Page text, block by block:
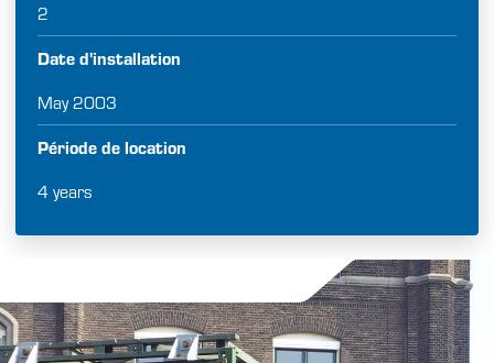
2
Date d'installation
May 2003
Période de location
4 years